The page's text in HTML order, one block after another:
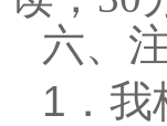
六、
1 ．